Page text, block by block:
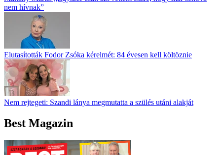
nem hívnak”
Elutasították Fodor Zsóka kérelmét: 84 évesen kell költöznie
Nem rejtegeti: Szandi lánya megmutatta a szülés utáni alakját
Best Magazin